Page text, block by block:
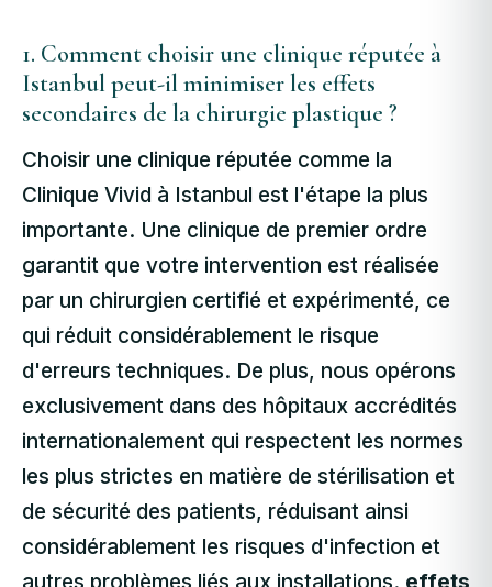
1. Comment choisir une clinique réputée à
Istanbul peut-il minimiser les effets
secondaires de la chirurgie plastique ?
Choisir une clinique réputée comme la
Clinique Vivid à Istanbul est l'étape la plus
importante. Une clinique de premier ordre
garantit que votre intervention est réalisée
par un chirurgien certifié et expérimenté, ce
qui réduit considérablement le risque
d'erreurs techniques. De plus, nous opérons
exclusivement dans des hôpitaux accrédités
internationalement qui respectent les normes
les plus strictes en matière de stérilisation et
de sécurité des patients, réduisant ainsi
considérablement les risques d'infection et
autres problèmes liés aux installations. effets